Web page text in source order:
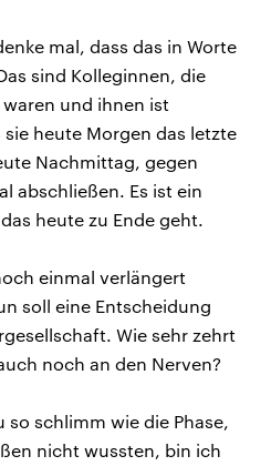
mal, dass das in Worte
sind Kolleginnen, die
waren und ihnen ist
heute Morgen das letzte
Nachmittag, gegen
abschließen. Es ist ein
heute zu Ende geht.
einmal verlängert
soll eine Entscheidung
Wie sehr zehrt
noch an den Nerven?
so schlimm wie die Phase,
nicht wussten, bin ich